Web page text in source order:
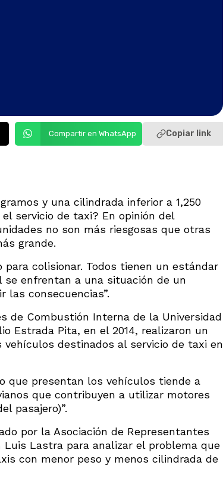
Compartir en WhatsApp Copiar link
y una cilindrada inferior a 1,250
servicio de taxi? En opinión del
no son más riesgosas que otras
grande.
colisionar. Todos tienen un estándar
se enfrentan a una situación de un
las consecuencias”.
de Combustión Interna de la Universidad
Estrada Pita, en el 2014, realizaron un
destinados al servicio de taxi en
que presentan los vehículos tiende a
que contribuyen a utilizar motores
pasajero)”.
por la Asociación de Representantes
Lastra para analizar el problema que
con menor peso y menos cilindrada de